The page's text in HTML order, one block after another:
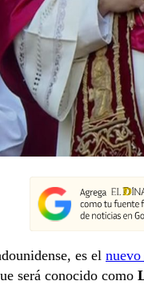
es el
será conocido como